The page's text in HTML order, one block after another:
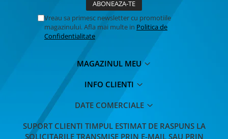
Vreau sa primesc newsletter cu promotiile
magazinului. Afla mai multe in Politica de
Confidentialitate
MAGAZINUL MEU
INFO CLIENTI
DATE COMERCIALE
SUPORT CLIENTI TIMPUL ESTIMAT DE RASPUNS LA
SOLICITARILE TRANSMISE PRIN E-MAIL SAU PRIN